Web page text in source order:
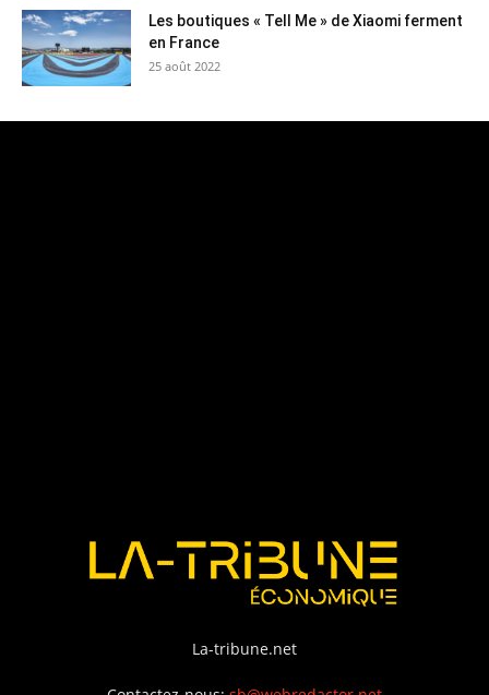
Les boutiques « Tell Me » de Xiaomi ferment
en France
25 août 2022
La-tribune.net